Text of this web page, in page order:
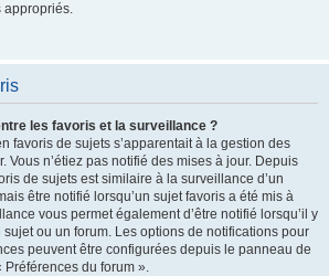
appropriés.
les favoris et la surveillance ?
favoris de sujets s’apparentait à la gestion des
Vous n’étiez pas notifié des mises à jour. Depuis
de sujets est similaire à la surveillance d’un
être notifié lorsqu’un sujet favoris a été mis à
vous permet également d’être notifié lorsqu’il y
ou un forum. Les options de notifications pour
peuvent être configurées depuis le panneau de
Préférences du forum ».